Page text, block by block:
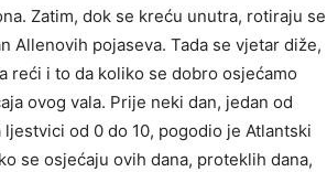
Zatim, dok se kreću unutra, rotiraju se
Allenovih pojaseva. Tada se vjetar diže,
reći i to da koliko se dobro osjećamo
ovog vala. Prije neki dan, jedan od
od 0 do 10, pogodio je Atlantski
se osjećaju ovih dana, proteklih dana,